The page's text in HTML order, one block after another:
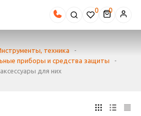
0
техника
-
приборы и средства защиты
-
для них